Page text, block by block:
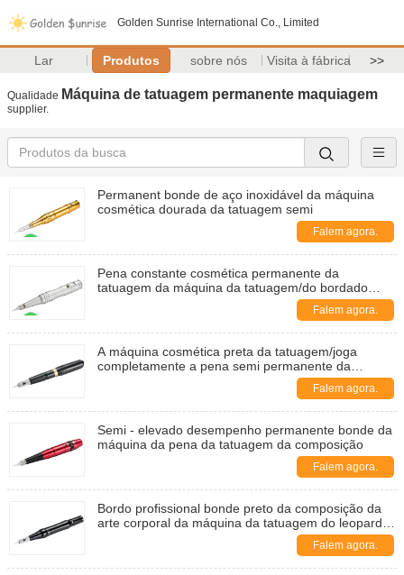
Golden Sunrise International Co., Limited
Lar Produtos sobre nós Visita à fábrica >>
Qualidade Máquina de tatuagem permanente maquiagem
supplier.
Permanent bonde de aço inoxidável da máquina
cosmética dourada da tatuagem semi
Falem agora.
Pena constante cosmética permanente da
tatuagem da máquina da tatuagem/do bordado
Falem agora.
A máquina cosmética preta da tatuagem/joga
completamente a pena semi permanente da
Falem agora.
Semi - elevado desempenho permanente bonde da
máquina da pena da tatuagem da composição
Falem agora.
Bordo profissional bonde preto da composição da
arte corporal da máquina da tatuagem do leopardo
Falem agora.